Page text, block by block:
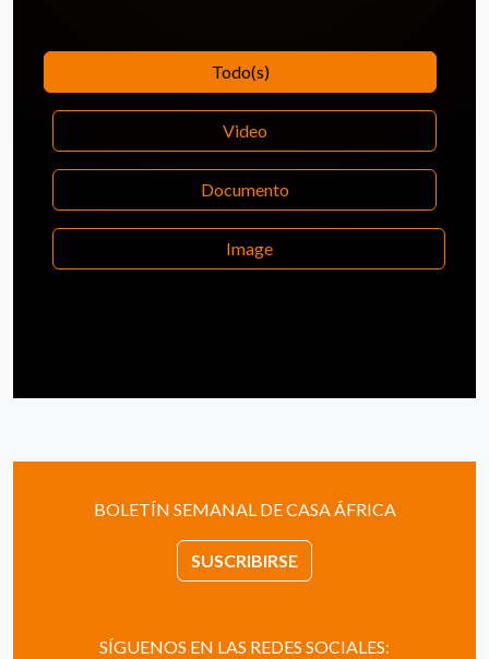
Todo(s)
Video
Documento
Image
BOLETÍN SEMANAL DE CASA ÁFRICA
SUSCRIBIRSE
SÍGUENOS EN LAS REDES SOCIALES: